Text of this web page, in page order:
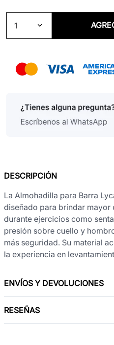
1
DESCRIPCIÓN
La Almohadilla para Barra
diseñado para brindar
durante ejercicios como
presión sobre cuello y
más seguridad. Su material
la experiencia en
ENVÍOS Y DEVOLUCIONES
RESEÑAS